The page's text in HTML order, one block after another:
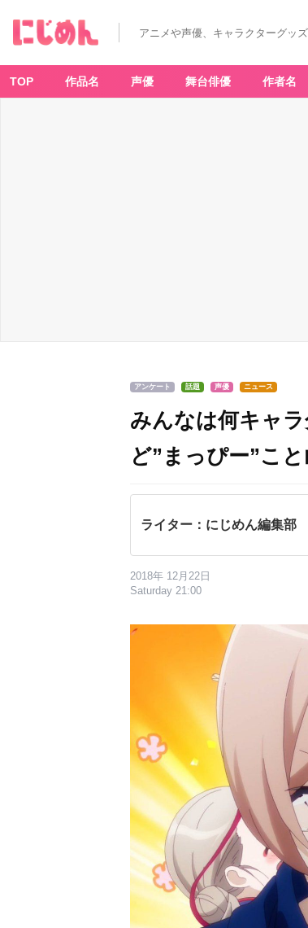
アニメや声優、キャラクターグッ
TOP 作品名 声優 舞台俳優 作者名
アンケート 話題 声優 ニュース
みんなは何キャ
ど”まっぴー”こ
ライター：にじめん編集部
2018年 12月22日
Saturday 21:00